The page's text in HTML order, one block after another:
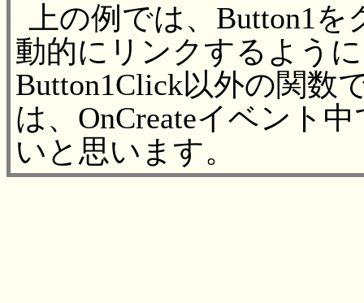
上の例では、Button1
動的にリンクするよう
Button1Click以外の関数
は、OnCreateイベント
いと思います。